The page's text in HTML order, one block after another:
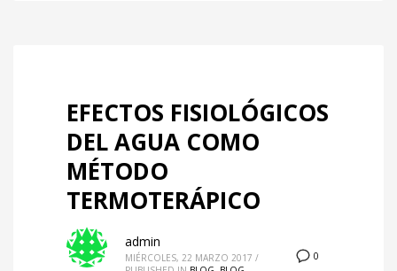
EFECTOS FISIOLÓGICOS
DEL AGUA COMO
MÉTODO
TERMOTERÁPICO
0
admin
MIÉRCOLES, 22 MARZO 2017 /